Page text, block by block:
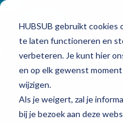
HUBSUB gebruikt cookies
te laten functioneren en
verbeteren. Je kunt hier
en op elk gewenst
wijzigen.
Als je weigert, zal je
bij je bezoek aan deze
< Terug naar